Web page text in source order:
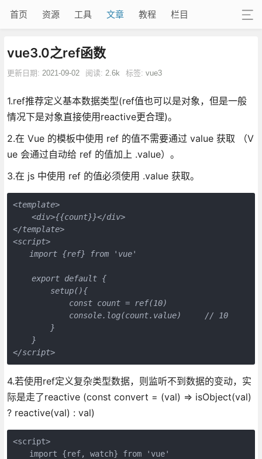
首页 资源 工具 文章 教程 栏目
vue3.0之ref函数
更新日期: 2021-09-02 阅读: 2.6k 标签: vue3
1.ref推荐定义基本数据类型(ref值也可以是对象，但是一般
情况下是对象直接使用reactive更合理)。
2.在 Vue 的模板中使用 ref 的值不需要通过 value 获取 （V
ue 会通过自动给 ref 的值加上 .value）。
3.在 js 中使用 ref 的值必须使用 .value 获取。
<template>
    <div>{{count}}</div>
</template>
<script>
import {ref} from 'vue'
    export default {
        setup(){
            const count = ref(10)
            console.log(count.value)     // 10
        }
    }
</script>
4.若使用ref定义复杂类型数据，则监听不到数据的变动，实
际是走了reactive (const convert = (val) => isObject(val)
? reactive(val) : val)
<script>
import {ref, watch} from 'vue'